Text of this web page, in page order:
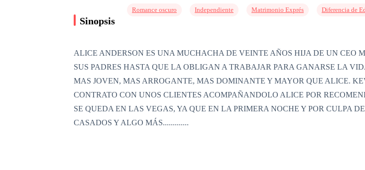
Sinopsis
Romance oscuro Independiente Matrimonio Exprés Diferencia de
ALICE ANDERSON ES UNA MUCHACHA DE VEINTE AÑOS HIJA DE UN CEO
SUS PADRES HASTA QUE LA OBLIGAN A TRABAJAR PARA GANARSE LA
MAS JOVEN, MAS ARROGANTE, MAS DOMINANTE Y MAYOR QUE ALICE.
CONTRATO CON UNOS CLIENTES ACOMPAÑANDOLO ALICE POR
SE QUEDA EN LAS VEGAS, YA QUE EN LA PRIMERA NOCHE Y POR CULPA
CASADOS Y ALGO MÁS.............